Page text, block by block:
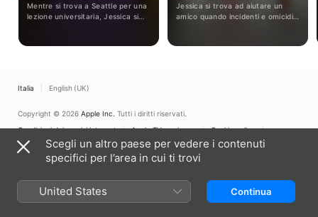
Mentre si trova a Seattle per una
lezione universitaria, Jessica si
assassino.
Jessica si trova ad aiutare un
amico quando incidenti e omicidi
Italia English (UK)
Copyright © 2026 Apple Inc. Tutti i diritti riservati.
Condizioni dei servizi internet
Apple TV e privacy
Cookie policy
SupportoScegli un altro paese per vedere i contenuti
specifici per l’area in cui ti trovi
United States Continua